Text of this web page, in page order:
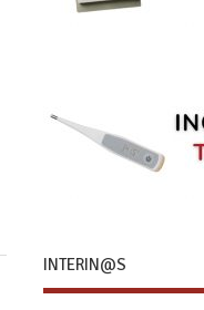
INTERIN@S